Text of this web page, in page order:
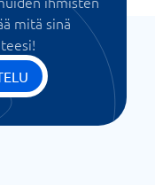
mitä sinä